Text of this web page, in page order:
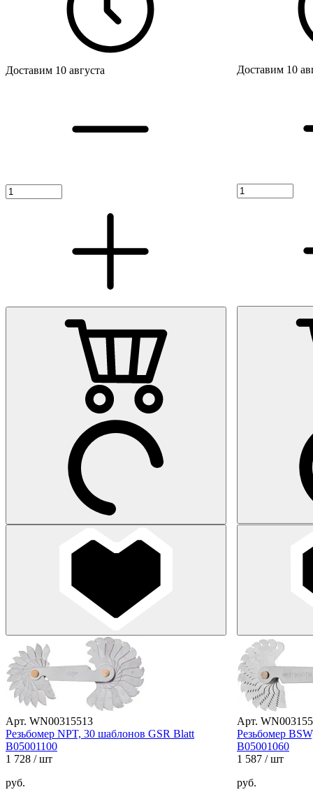
Доставим 10 августа Доставим 10
Арт. WN00315513
Резьбомер NPT, 30 шаблонов GSR Blatt
B05001100
1 728 / шт
руб.
Арт.
Резьбомер
B05001060
1 587 / шт
руб.